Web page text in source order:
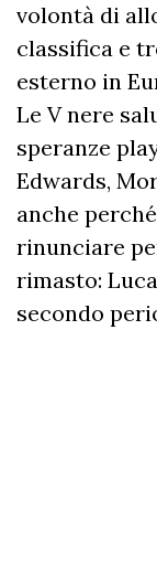
volontà di
classifica e
esterno in
Le V nere
speranze
Edwards,
anche
rinunciare
rimasto:
secondo